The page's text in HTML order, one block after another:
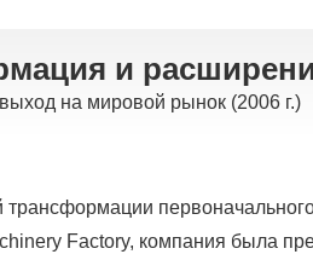
и
на мировой рынок (2006 г.)
трансформации
Factory, компания была